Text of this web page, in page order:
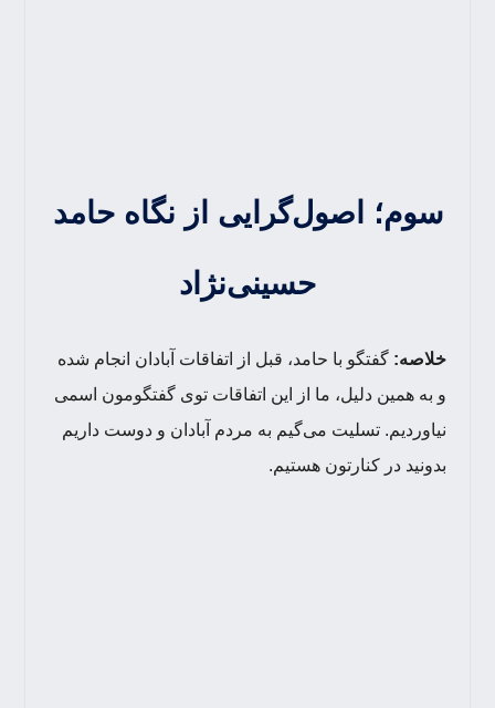
سوم؛ اصول‌گرایی از نگاه حامد
حسینی‌نژاد
خلاصه: گفتگو با حامد،‌ قبل از اتفاقات آبادان انجام شده
و به همین دلیل، ما از این اتفاقات توی گفتگومون اسمی
نیاوردیم. تسلیت می‌گیم به مردم آبادان و دوست داریم
بدونید در کنارتون هستیم.